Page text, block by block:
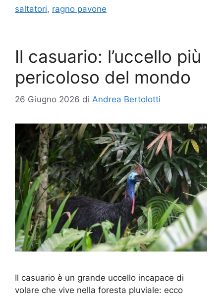
saltatori, ragno pavone
Il casuario: l’uccello più
pericoloso del mondo
26 Giugno 2026 di Andrea Bertolotti
Il casuario è un grande uccello incapace di
volare che vive nella foresta pluviale: ecco